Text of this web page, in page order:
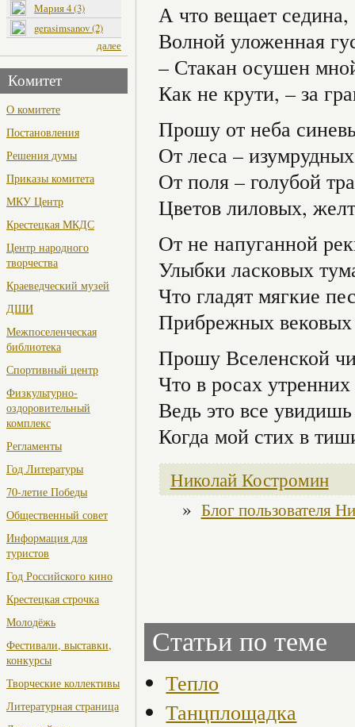
Мария 4 (3)
gerasimsanov (2)
далее
Комитет
О комитете
Постановления
Решения думы
Приказы комитета
МКУ Центр
Крестецкая МКДС
Центр народного
творчества
Краеведческий музей
ДШИ
Межпоселенческая
библиотека
Спортивный центр
Физкультурно-
оздоровительный
комплекс
Регламенты
Год Литературы
70-летие Победы
Общественный совет
Информация для
туристов
Год Российского кино
Крестецкая строчка
Молодёжь
Фестивали, выставки,
конкурсы
Творческие коллективы
Литературная страница
А что вещает седина,
Волной уложенная
– Стакан осушен
Как не крути, – за
Прошу от неба
От леса –
От поля – голубой
Цветов лиловых,
От не напуганной
Улыбки ласковых
Что гладят мягкие
Прибрежных вековых
Прошу Вселенской
Что в росах утренних
Ведь это все
Когда мой стих в
Николай Костромин
» Блог пользователя
Статьи по теме
Тепло
Танцплощадка